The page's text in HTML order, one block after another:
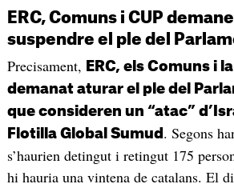
ERC, Comuns i CUP
suspendre el ple del
Precisament, ERC, els Comuns i
demanat aturar el ple del
que consideren un “atac”
Flotilla Global Sumud . Segons
s’haurien detingut i retingut 175
hi hauria una vintena de catalans. El